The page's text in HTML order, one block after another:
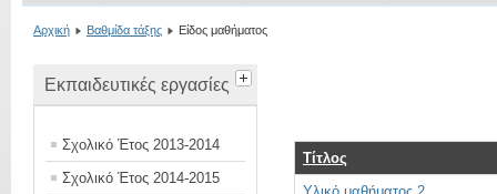
Αρχική Βαθμίδα τάξης Είδος μαθήματος
Εκπαιδευτικές εργασίες
Σχολικό Έτος 2013-2014
Σχολικό Έτος 2014-2015
Τίτλος